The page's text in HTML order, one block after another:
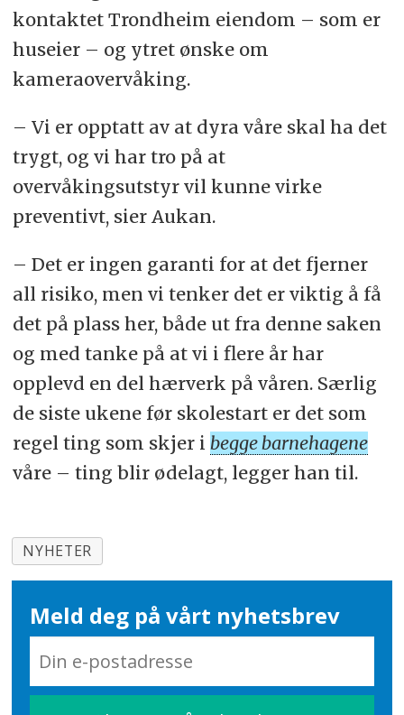
kontaktet Trondheim eiendom – som er
huseier – og ytret ønske om
kameraovervåking.
– Vi er opptatt av at dyra våre skal ha det
trygt, og vi har tro på at
overvåkingsutstyr vil kunne virke
preventivt, sier Aukan.
– Det er ingen garanti for at det fjerner
all risiko, men vi tenker det er viktig å få
det på plass her, både ut fra denne saken
og med tanke på at vi i flere år har
opplevd en del hærverk på våren. Særlig
de siste ukene før skolestart er det som
regel ting som skjer i begge barnehagene
våre – ting blir ødelagt, legger han til.
NYHETER
Meld deg på vårt nyhetsbrev